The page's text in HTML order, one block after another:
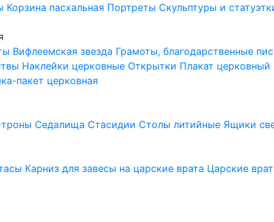
Корзина пасхальная Портреты Скульптуры и
Вифлеемская звезда Грамоты, благодарственные
Наклейки церковные Открытки Плакат церковный
пакет церковная
Седалища Стасидии Столы литийные Ящики
Карниз для завесы на царские врата Царские